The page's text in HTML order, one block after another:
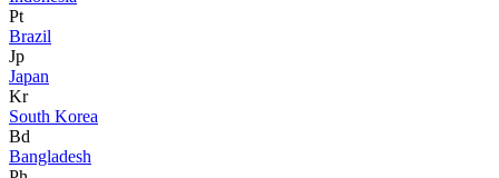
Pt
Brazil
Jp
Japan
Kr
South Korea
Bd
Bangladesh